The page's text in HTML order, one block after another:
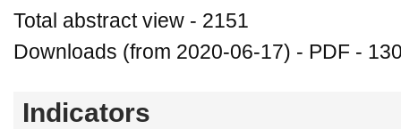
Total abstract view - 2151
Downloads (from 2020-06-17) - PDF -
Indicators